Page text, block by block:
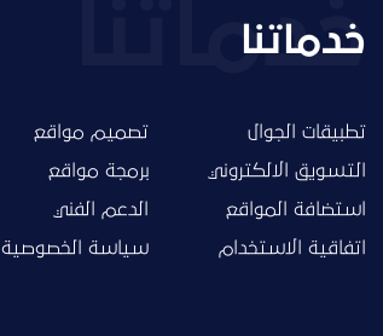
خدماتنا
تطبيقات الجوال تصميم مواقع
التسويق الالكتروني برمجة مواقع
استضافة المواقع الدعم الفني
اتفاقية الاستخدام سياسة الخصوصية